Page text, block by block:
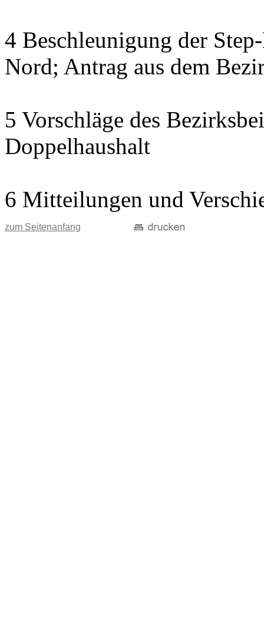
4 Beschleunigung der
Nord; Antrag aus dem
5 Vorschläge des
Doppelhaushalt
6 Mitteilungen und
zum Seitenanfang